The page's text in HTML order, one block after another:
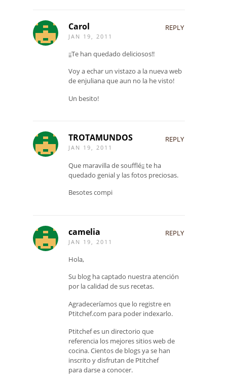
Carol
JAN 19, 2011
REPLY
¡¡Te han quedado deliciosos!!
Voy a echar un vistazo a la nueva web
de enjuliana que aun no la he visto!
Un besito!
TROTAMUNDOS
JAN 19, 2011
REPLY
Que maravilla de soufflé¡¡ te ha
quedado genial y las fotos preciosas.
Besotes compi
camelia
JAN 19, 2011
REPLY
Hola,
Su blog ha captado nuestra atención
por la calidad de sus recetas.
Agradeceríamos que lo registre en
Ptitchef.com para poder indexarlo.
Ptitchef es un directorio que
referencia los mejores sitios web de
cocina. Cientos de blogs ya se han
inscrito y disfrutan de Ptitchef
para darse a conocer.